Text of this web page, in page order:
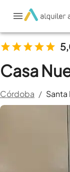
Casa
Córdoba / Santa